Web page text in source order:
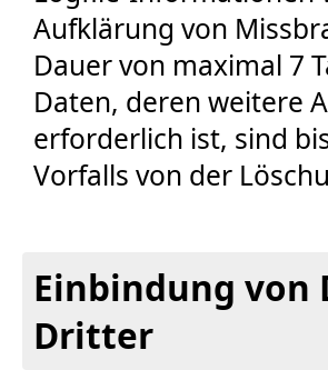
Aufklärung von
Dauer von maximal 7
Daten, deren weitere
erforderlich ist, sind
Vorfalls von der
Einbindung
Dritter